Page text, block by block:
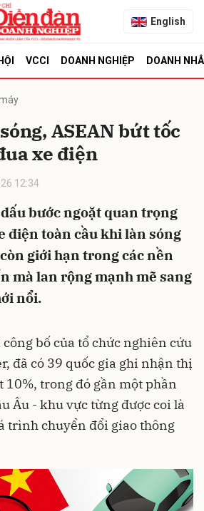
English
VCCI DOANH NGHIỆP DOANH
ASEAN bứt tốc
xe điện
12:34
bước ngoặt quan trọng
điện toàn cầu khi làn sóng
giới hạn trong các nền
mà lan rộng mạnh mẽ sang
nổi.
bố của tổ chức nghiên cứu
đã có 39 quốc gia ghi nhận thị
10%, trong đó gần một phần
Âu - khu vực từng được coi là
trình chuyển đổi giao thông
Hủy